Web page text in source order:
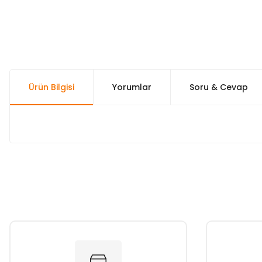
Ürün Bilgisi Yorumlar Soru & Cevap